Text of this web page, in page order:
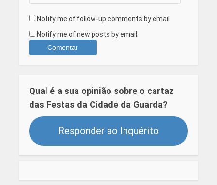
Notify me of follow-up comments by email.
Notify me of new posts by email.
Qual é a sua opinião sobre o cartaz
das Festas da Cidade da Guarda?
Responder ao Inquérito